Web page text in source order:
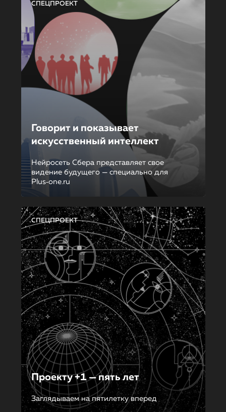
СПЕЦПРОЕКТ
Говорит и показывает
искусственный интеллект
Нейросеть Сбера представляет свое
видение будущего — специально для
Plus‑one.ru
СПЕЦПРОЕКТ
Проекту +1 — пять лет
Заглядываем на пятилетку вперед